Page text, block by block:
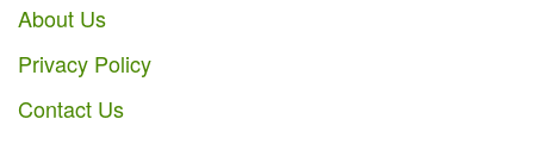
About Us
Privacy Policy
Contact Us